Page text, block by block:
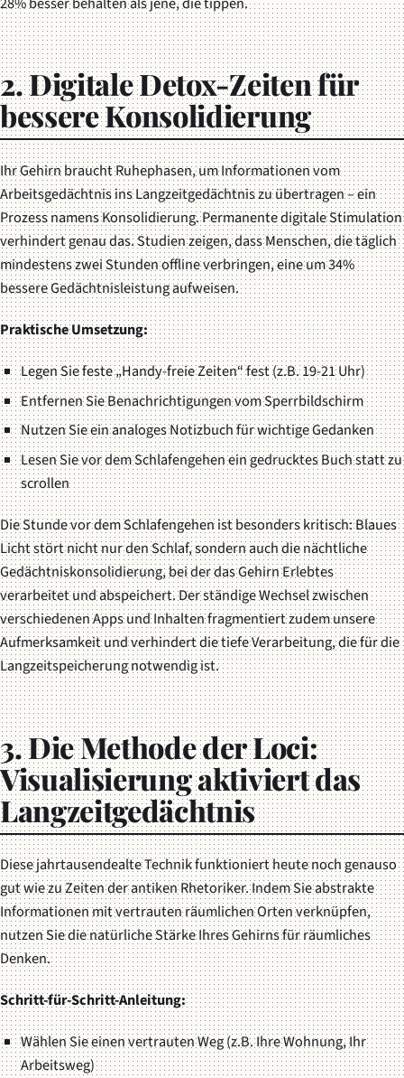
2. Digitale Detox-Zeiten für
bessere Konsolidierung
Ihr Gehirn braucht Ruhephasen, um Informationen vom
Arbeitsgedächtnis ins Langzeitgedächtnis zu übertragen – ein
Prozess namens Konsolidierung. Permanente digitale Stimulation
verhindert genau das. Studien zeigen, dass Menschen, die täglich
mindestens zwei Stunden offline verbringen, eine um 34%
bessere Gedächtnisleistung aufweisen.
Praktische Umsetzung:
Legen Sie feste „Handy-freie Zeiten“ fest (z.B. 19-21 Uhr)
Entfernen Sie Benachrichtigungen vom Sperrbildschirm
Nutzen Sie ein analoges Notizbuch für wichtige Gedanken
Lesen Sie vor dem Schlafengehen ein gedrucktes Buch statt zu
scrollen
Die Stunde vor dem Schlafengehen ist besonders kritisch: Blaues
Licht stört nicht nur den Schlaf, sondern auch die nächtliche
Gedächtniskonsolidierung, bei der das Gehirn Erlebtes
verarbeitet und abspeichert. Der ständige Wechsel zwischen
verschiedenen Apps und Inhalten fragmentiert zudem unsere
Aufmerksamkeit und verhindert die tiefe Verarbeitung, die für die
Langzeitspeicherung notwendig ist.
3. Die Methode der Loci:
Visualisierung aktiviert das
Langzeitgedächtnis
Diese jahrtausendealte Technik funktioniert heute noch genauso
gut wie zu Zeiten der antiken Rhetoriker. Indem Sie abstrakte
Informationen mit vertrauten räumlichen Orten verknüpfen,
nutzen Sie die natürliche Stärke Ihres Gehirns für räumliches
Denken.
Schritt-für-Schritt-Anleitung:
Wählen Sie einen vertrauten Weg (z.B. Ihre Wohnung, Ihr
Arbeitsweg)